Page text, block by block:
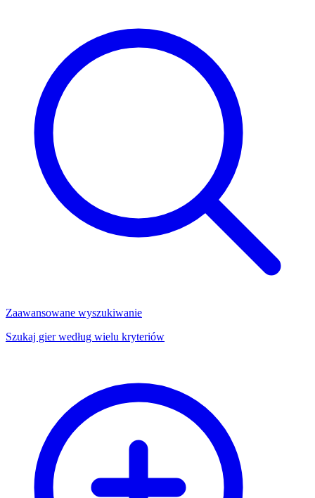
Zaawansowane wyszukiwanie
Szukaj gier według wielu kryteriów